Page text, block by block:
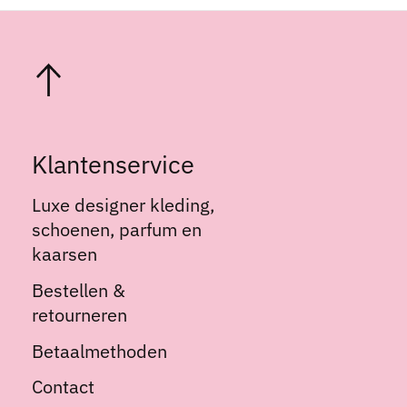
Klantenservice
Luxe designer kleding,
schoenen, parfum en
kaarsen
Bestellen &
retourneren
Betaalmethoden
Contact